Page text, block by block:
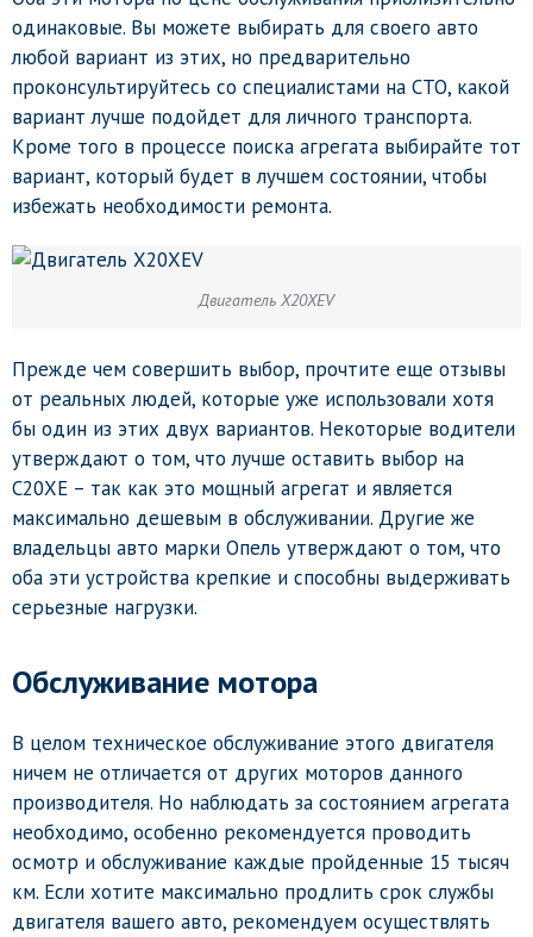
одинаковые. Вы можете выбирать для своего авто
любой вариант из этих, но предварительно
проконсультируйтесь со специалистами на СТО, какой
вариант лучше подойдет для личного транспорта.
Кроме того в процессе поиска агрегата выбирайте тот
вариант, который будет в лучшем состоянии, чтобы
избежать необходимости ремонта.
Двигатель Х20XEV
Прежде чем совершить выбор, прочтите еще отзывы
от реальных людей, которые уже использовали хотя
бы один из этих двух вариантов. Некоторые водители
утверждают о том, что лучше оставить выбор на
С20ХЕ – так как это мощный агрегат и является
максимально дешевым в обслуживании. Другие же
владельцы авто марки Опель утверждают о том, что
оба эти устройства крепкие и способны выдерживать
серьезные нагрузки.
Обслуживание мотора
В целом техническое обслуживание этого двигателя
ничем не отличается от других моторов данного
производителя. Но наблюдать за состоянием агрегата
необходимо, особенно рекомендуется проводить
осмотр и обслуживание каждые пройденные 15 тысяч
км. Если хотите максимально продлить срок службы
двигателя вашего авто, рекомендуем осуществлять